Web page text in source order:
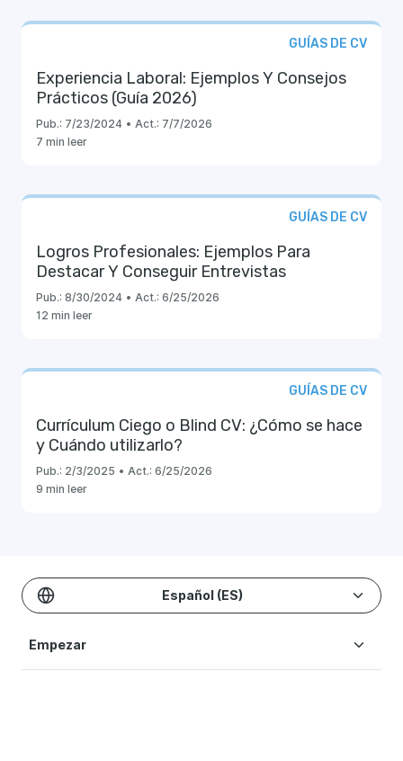
GUÍAS DE CV
Experiencia Laboral: Ejemplos Y Consejos
Prácticos (Guía 2026)
Pub.: 7/23/2024 • Act.: 7/7/2026
7 min leer
GUÍAS DE CV
Logros Profesionales: Ejemplos Para
Destacar Y Conseguir Entrevistas
Pub.: 8/30/2024 • Act.: 6/25/2026
12 min leer
GUÍAS DE CV
Currículum Ciego o Blind CV: ¿Cómo se hace
y Cuándo utilizarlo?
Pub.: 2/3/2025 • Act.: 6/25/2026
9 min leer
Español (ES)
Empezar